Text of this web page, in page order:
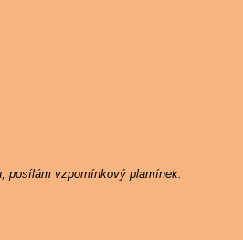
posílám vzpomínkový plamínek.